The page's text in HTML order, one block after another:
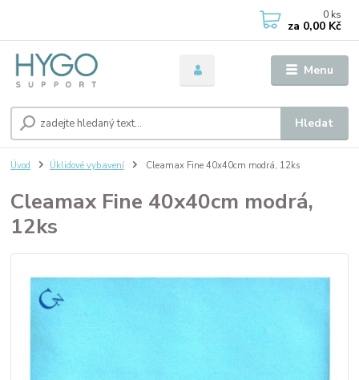
Menu
Hledat
0 ks
za 0,00 Kč
Úvod Úklidové vybavení Cleamax Fine 40x40cm modrá, 12ks
Cleamax Fine 40x40cm modrá,
12ks